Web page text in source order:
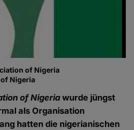
of Nigeria
Nigeria
of Nigeria wurde jüngst
als Organisation
hatten die nigerianischen